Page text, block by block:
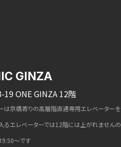
GINZA
ONE GINZA 12階
は京橋寄りの高層階直通専用エレベーターを
エレベーターでは12階には上がれませんの
〜です